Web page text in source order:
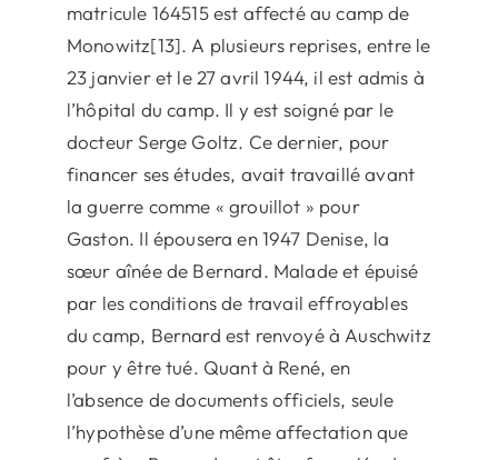
matricule 164515 est affecté au camp de
Monowitz[13]. A plusieurs reprises, entre le
23 janvier et le 27 avril 1944, il est admis à
l’hôpital du camp. Il y est soigné par le
docteur Serge Goltz. Ce dernier, pour
financer ses études, avait travaillé avant
la guerre comme « grouillot » pour
Gaston. Il épousera en 1947 Denise, la
sœur aînée de Bernard. Malade et épuisé
par les conditions de travail effroyables
du camp, Bernard est renvoyé à Auschwitz
pour y être tué. Quant à René, en
l’absence de documents officiels, seule
l’hypothèse d’une même affectation que